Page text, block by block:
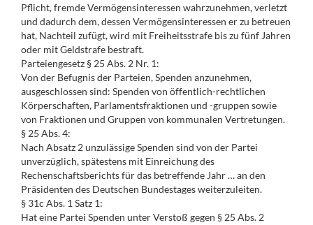
Pflicht, fremde Vermögensinteressen wahrzunehmen, verletzt
und dadurch dem, dessen Vermögensinteressen er zu betreuen
hat, Nachteil zufügt, wird mit Freiheitsstrafe bis zu fünf Jahren
oder mit Geldstrafe bestraft.
Parteiengesetz § 25 Abs. 2 Nr. 1:
Von der Befugnis der Parteien, Spenden anzunehmen,
ausgeschlossen sind: Spenden von öffentlich-rechtlichen
Körperschaften, Parlamentsfraktionen und -gruppen sowie
von Fraktionen und Gruppen von kommunalen Vertretungen.
§ 25 Abs. 4:
Nach Absatz 2 unzulässige Spenden sind von der Partei
unverzüglich, spätestens mit Einreichung des
Rechenschaftsberichts für das betreffende Jahr … an den
Präsidenten des Deutschen Bundestages weiterzuleiten.
§ 31c Abs. 1 Satz 1:
Hat eine Partei Spenden unter Verstoß gegen § 25 Abs. 2